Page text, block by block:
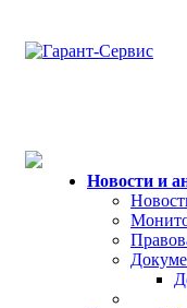
Новости и